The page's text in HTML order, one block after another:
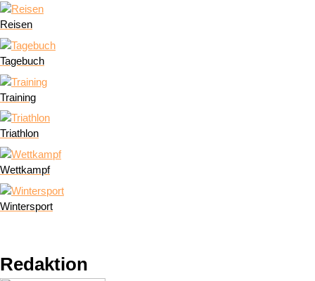
Reisen
Tagebuch
Training
Triathlon
Wettkampf
Wintersport
Redaktion